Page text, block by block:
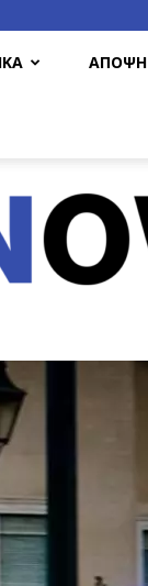
ΑΠΟΨΗ